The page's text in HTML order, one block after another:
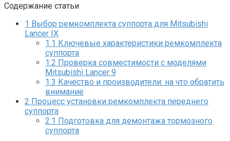
Содержание статьи
1 Выбор ремкомплекта суппорта для Mitsubishi
Lancer IX
1.1 Ключевые характеристики ремкомплекта
суппорта
1.2 Проверка совместимости с моделями
Mitsubishi Lancer 9
1.3 Качество и производители: на что обратить
внимание
2 Процесс установки ремкомплекта переднего
суппорта
2.1 Подготовка для демонтажа тормозного
суппорта